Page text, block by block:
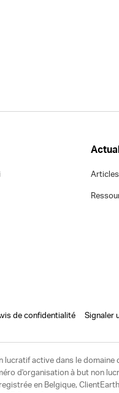
Articles
de confidentialité Signaler
active dans le
d'organisation à but non
en Belgique,